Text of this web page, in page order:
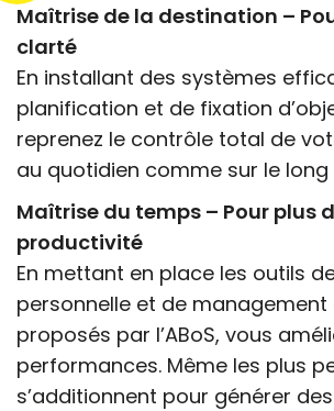
Maîtrise de la destination –
clarté
En installant des systèmes
planification et de fixation
reprenez le contrôle total de
au quotidien comme sur le long
Maîtrise du temps – Pour plus
productivité
En mettant en place les outils
personnelle et de management
proposés par l’ABoS, vous
performances. Même les plus
s’additionnent pour générer